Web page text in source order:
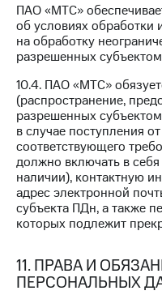
ПАО «МТС»
об условиях обработки
на обработку
разрешенных
10.4. ПАО «МТС»
(распространение,
разрешенных
в случае поступления
соответствующего
должно включать в
наличии), контактную
адрес электронной
субъекта ПДн, а также
которых подлежит
11. ПРАВА И
ПЕРСОНАЛЬНЫХ